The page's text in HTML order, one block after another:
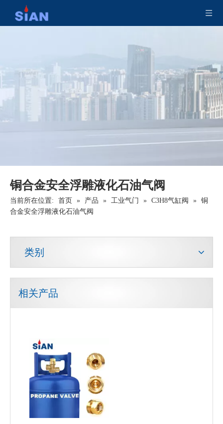
铜合金安全浮雕液化石油气阀
当前所在位置: 首页 » 产品 » 工业气门 » C3H8气缸阀 » 铜
合金安全浮雕液化石油气阀
类别
相关产品